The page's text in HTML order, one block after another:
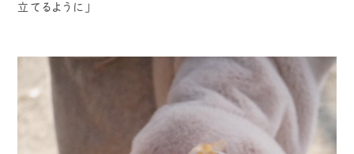
立てるように」